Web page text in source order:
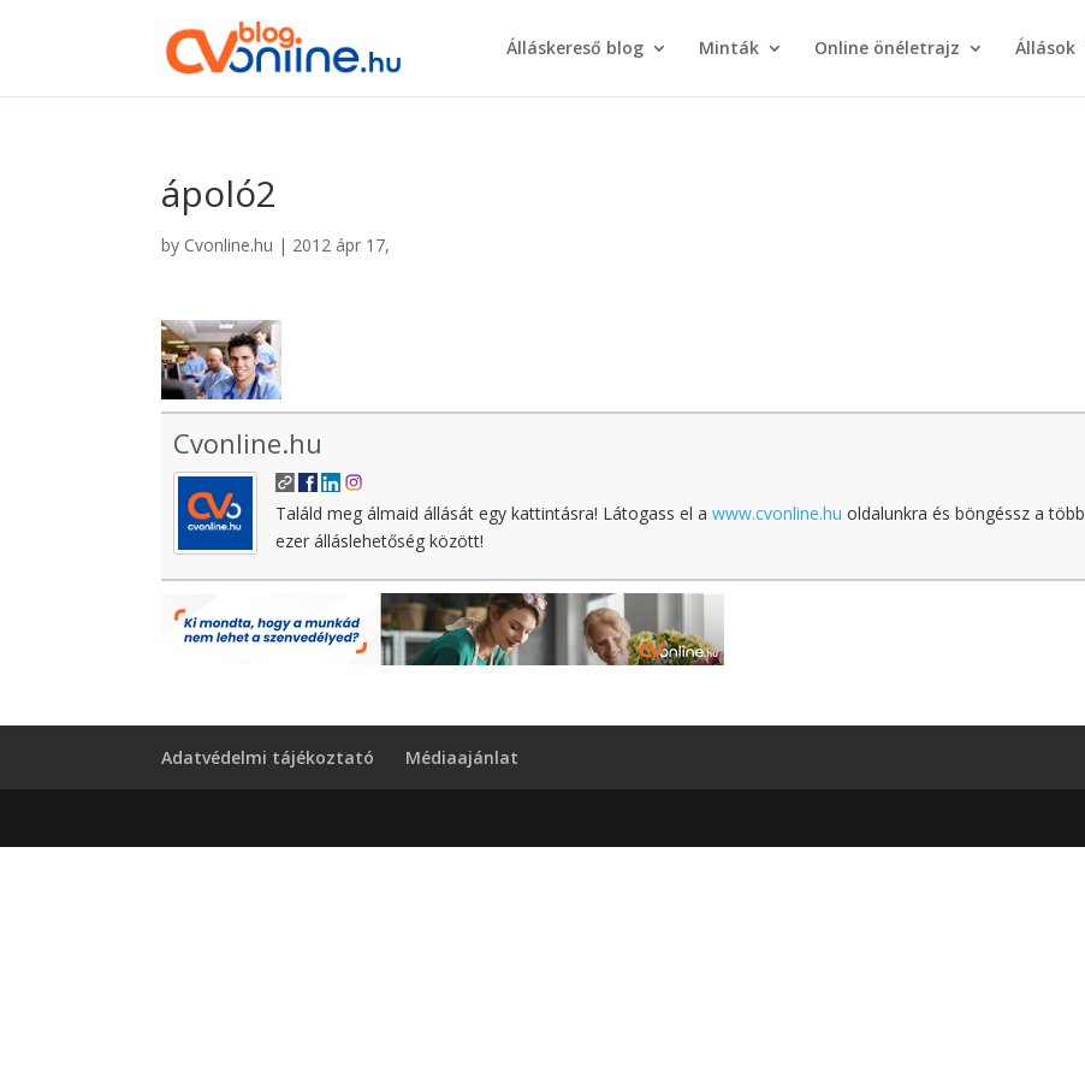
Álláskereső blog Minták Online önéletrajz Állások
ápoló2
by Cvonline.hu | 2012 ápr 17,
Cvonline.hu
Találd meg álmaid állását egy kattintásra! Látogass el awww.cvonline.hu oldalunkra és böngéssz a több
ezer álláslehetőség között!
Adatvédelmi tájékoztató Médiaajánlat